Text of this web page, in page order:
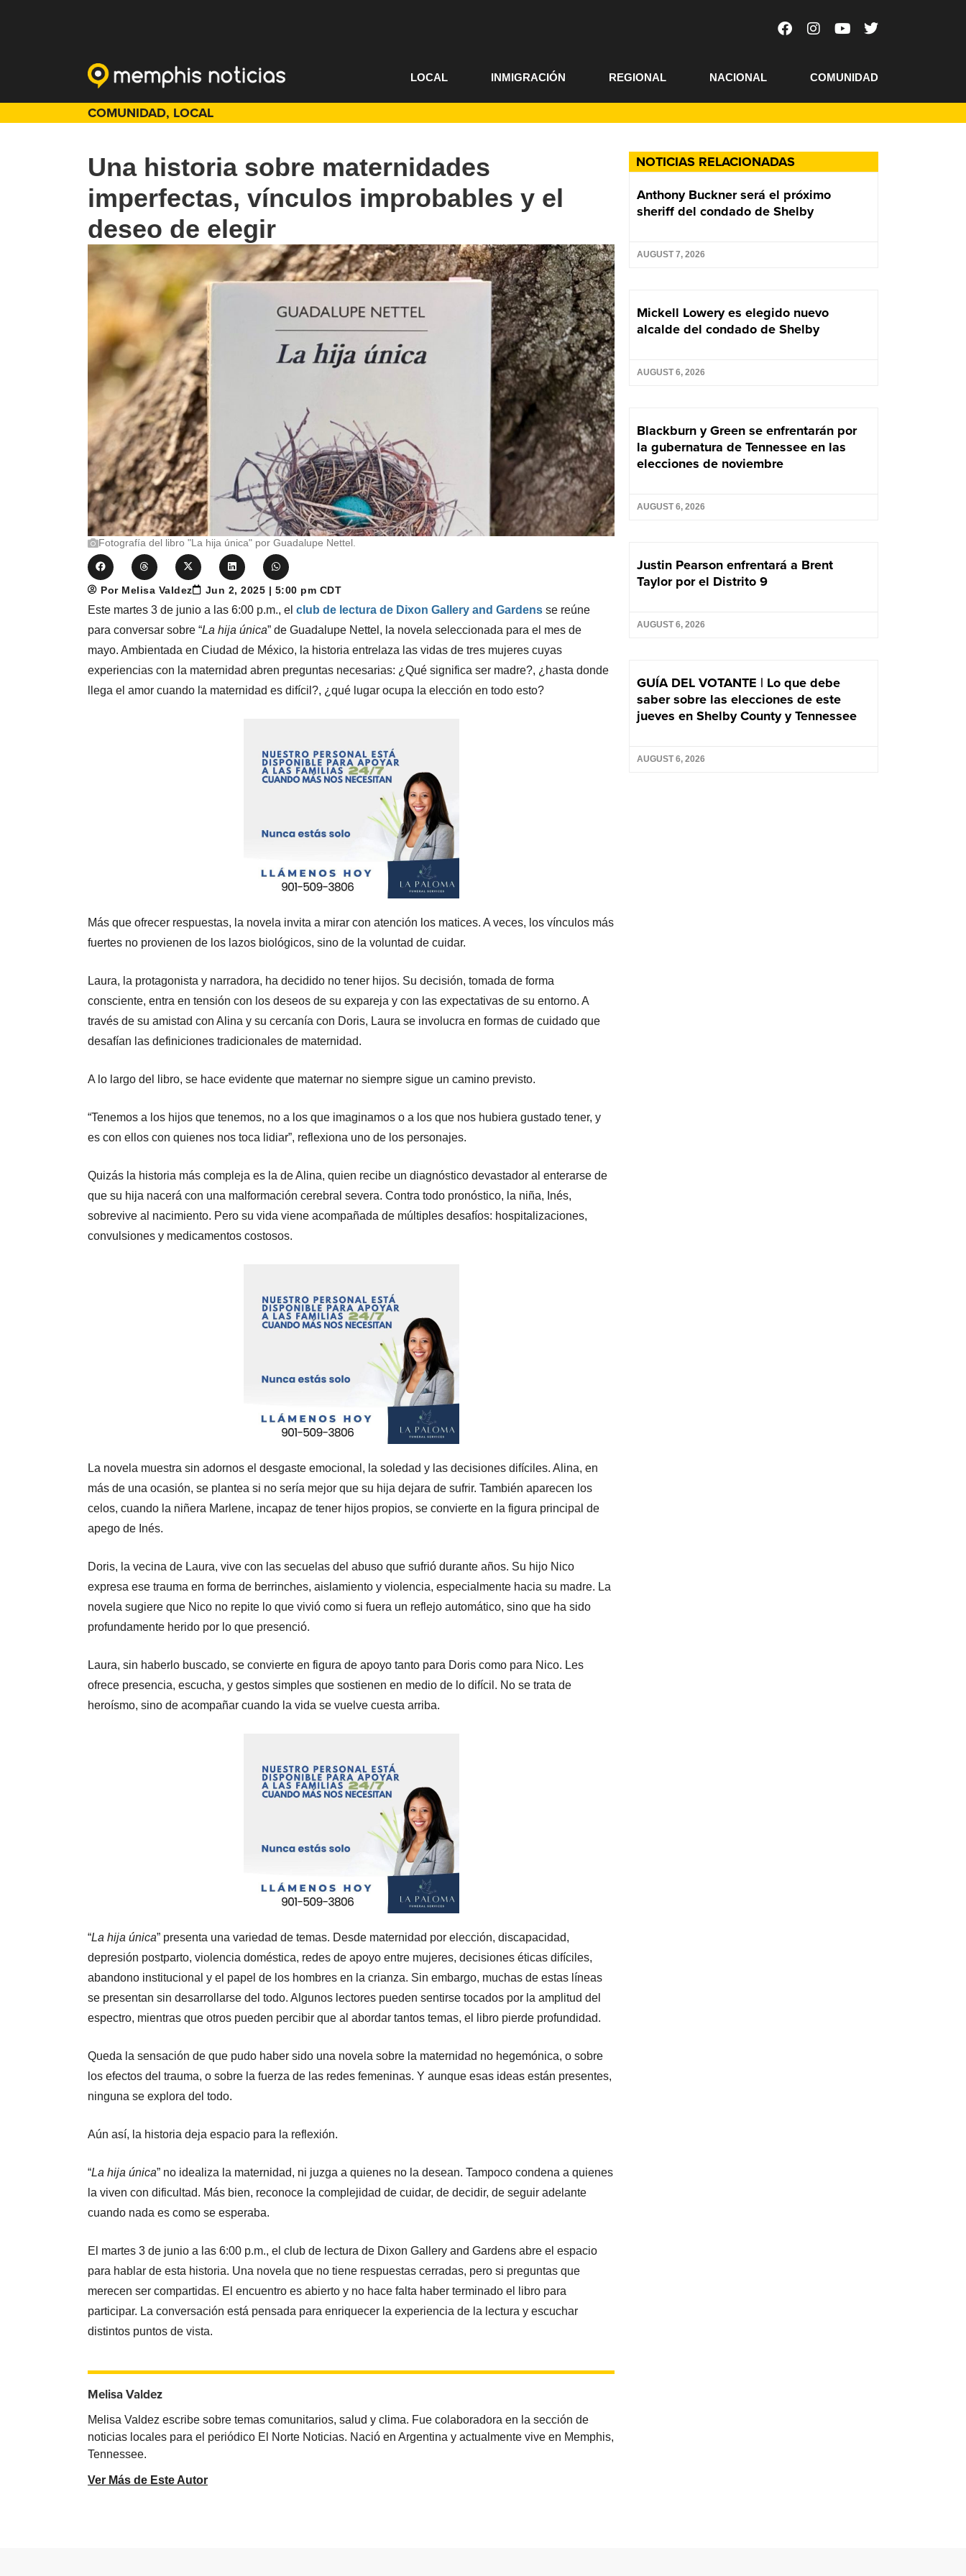
LOCAL INMIGRACIÓN REGIONAL NACIONAL COMUNIDAD
COMUNIDAD, LOCAL
NOTICIAS RELACIONADAS
Anthony Buckner será el próximo
sheriff del condado de Shelby
AUGUST 7, 2026
Mickell Lowery es elegido nuevo
alcalde del condado de Shelby
AUGUST 6, 2026
Blackburn y Green se enfrentarán por
la gubernatura de Tennessee en las
elecciones de noviembre
AUGUST 6, 2026
Justin Pearson enfrentará a Brent
Taylor por el Distrito 9
AUGUST 6, 2026
GUÍA DEL VOTANTE | Lo que debe
saber sobre las elecciones de este
jueves en Shelby County y Tennessee
AUGUST 6, 2026
Una historia sobre maternidades
imperfectas, vínculos improbables y el
deseo de elegir
Fotografía del libro "La hija única" por Guadalupe Nettel.
Por Melisa Valdez Jun 2, 2025 | 5:00 pm CDT
Este martes 3 de junio a las 6:00 p.m., el club de lectura de Dixon Gallery and Gardens se reúne
para conversar sobre “La hija única” de Guadalupe Nettel, la novela seleccionada para el mes de
mayo. Ambientada en Ciudad de México, la historia entrelaza las vidas de tres mujeres cuyas
experiencias con la maternidad abren preguntas necesarias: ¿Qué significa ser madre?, ¿hasta donde
llega el amor cuando la maternidad es difícil?, ¿qué lugar ocupa la elección en todo esto?
Más que ofrecer respuestas, la novela invita a mirar con atención los matices. A veces, los vínculos más
fuertes no provienen de los lazos biológicos, sino de la voluntad de cuidar.
Laura, la protagonista y narradora, ha decidido no tener hijos. Su decisión, tomada de forma
consciente, entra en tensión con los deseos de su expareja y con las expectativas de su entorno. A
través de su amistad con Alina y su cercanía con Doris, Laura se involucra en formas de cuidado que
desafían las definiciones tradicionales de maternidad.
A lo largo del libro, se hace evidente que maternar no siempre sigue un camino previsto.
“Tenemos a los hijos que tenemos, no a los que imaginamos o a los que nos hubiera gustado tener, y
es con ellos con quienes nos toca lidiar”, reflexiona uno de los personajes.
Quizás la historia más compleja es la de Alina, quien recibe un diagnóstico devastador al enterarse de
que su hija nacerá con una malformación cerebral severa. Contra todo pronóstico, la niña, Inés,
sobrevive al nacimiento. Pero su vida viene acompañada de múltiples desafíos: hospitalizaciones,
convulsiones y medicamentos costosos.
La novela muestra sin adornos el desgaste emocional, la soledad y las decisiones difíciles. Alina, en
más de una ocasión, se plantea si no sería mejor que su hija dejara de sufrir. También aparecen los
celos, cuando la niñera Marlene, incapaz de tener hijos propios, se convierte en la figura principal de
apego de Inés.
Doris, la vecina de Laura, vive con las secuelas del abuso que sufrió durante años. Su hijo Nico
expresa ese trauma en forma de berrinches, aislamiento y violencia, especialmente hacia su madre. La
novela sugiere que Nico no repite lo que vivió como si fuera un reflejo automático, sino que ha sido
profundamente herido por lo que presenció.
Laura, sin haberlo buscado, se convierte en figura de apoyo tanto para Doris como para Nico. Les
ofrece presencia, escucha, y gestos simples que sostienen en medio de lo difícil. No se trata de
heroísmo, sino de acompañar cuando la vida se vuelve cuesta arriba.
“La hija única” presenta una variedad de temas. Desde maternidad por elección, discapacidad,
depresión postparto, violencia doméstica, redes de apoyo entre mujeres, decisiones éticas difíciles,
abandono institucional y el papel de los hombres en la crianza. Sin embargo, muchas de estas líneas
se presentan sin desarrollarse del todo. Algunos lectores pueden sentirse tocados por la amplitud del
espectro, mientras que otros pueden percibir que al abordar tantos temas, el libro pierde profundidad.
Queda la sensación de que pudo haber sido una novela sobre la maternidad no hegemónica, o sobre
los efectos del trauma, o sobre la fuerza de las redes femeninas. Y aunque esas ideas están presentes,
ninguna se explora del todo.
Aún así, la historia deja espacio para la reflexión.
“La hija única” no idealiza la maternidad, ni juzga a quienes no la desean. Tampoco condena a quienes
la viven con dificultad. Más bien, reconoce la complejidad de cuidar, de decidir, de seguir adelante
cuando nada es como se esperaba.
El martes 3 de junio a las 6:00 p.m., el club de lectura de Dixon Gallery and Gardens abre el espacio
para hablar de esta historia. Una novela que no tiene respuestas cerradas, pero si preguntas que
merecen ser compartidas. El encuentro es abierto y no hace falta haber terminado el libro para
participar. La conversación está pensada para enriquecer la experiencia de la lectura y escuchar
distintos puntos de vista.
Melisa Valdez
Melisa Valdez escribe sobre temas comunitarios, salud y clima. Fue colaboradora en la sección de
noticias locales para el periódico El Norte Noticias. Nació en Argentina y actualmente vive en Memphis,
Tennessee.
Ver Más de Este Autor